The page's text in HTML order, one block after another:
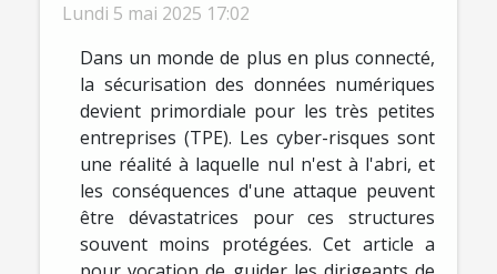
Lundi 5 mai 2025 17:02
Dans un monde de plus en plus connecté,
la sécurisation des données numériques
devient primordiale pour les très petites
entreprises (TPE). Les cyber-risques sont
une réalité à laquelle nul n'est à l'abri, et
les conséquences d'une attaque peuvent
être dévastatrices pour ces structures
souvent moins protégées. Cet article a